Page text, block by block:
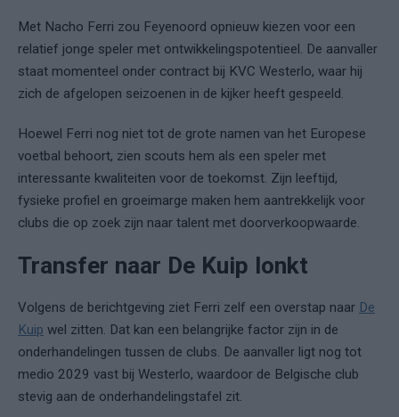
Met Nacho Ferri zou Feyenoord opnieuw kiezen voor een
relatief jonge speler met ontwikkelingspotentieel. De aanvaller
staat momenteel onder contract bij KVC Westerlo, waar hij
zich de afgelopen seizoenen in de kijker heeft gespeeld.
Hoewel Ferri nog niet tot de grote namen van het Europese
voetbal behoort, zien scouts hem als een speler met
interessante kwaliteiten voor de toekomst. Zijn leeftijd,
fysieke profiel en groeimarge maken hem aantrekkelijk voor
clubs die op zoek zijn naar talent met doorverkoopwaarde.
Transfer naar De Kuip lonkt
Volgens de berichtgeving ziet Ferri zelf een overstap naar De
Kuip wel zitten. Dat kan een belangrijke factor zijn in de
onderhandelingen tussen de clubs. De aanvaller ligt nog tot
medio 2029 vast bij Westerlo, waardoor de Belgische club
stevig aan de onderhandelingstafel zit.